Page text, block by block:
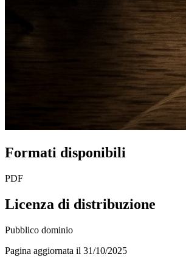
Formati disponibili
PDF
Licenza di distribuzione
Pubblico dominio
Pagina aggiornata il 31/10/2025